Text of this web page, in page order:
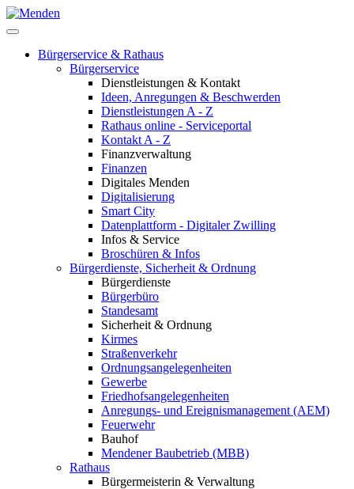
Bürgerservice & Rathaus
Bürgerservice
Dienstleistungen & Kontakt
Ideen, Anregungen & Beschwerden
Dienstleistungen A - Z
Rathaus online - Serviceportal
Kontakt A - Z
Finanzverwaltung
Finanzen
Digitales Menden
Digitalisierung
Smart City
Datenplattform - Digitaler Zwilling
Infos & Service
Broschüren & Infos
Bürgerdienste, Sicherheit & Ordnung
Bürgerdienste
Bürgerbüro
Standesamt
Sicherheit & Ordnung
Kirmes
Straßenverkehr
Ordnungsangelegenheiten
Gewerbe
Friedhofsangelegenheiten
Anregungs- und Ereignismanagement (AEM)
Feuerwehr
Bauhof
Mendener Baubetrieb (MBB)
Rathaus
Bürgermeisterin & Verwaltung